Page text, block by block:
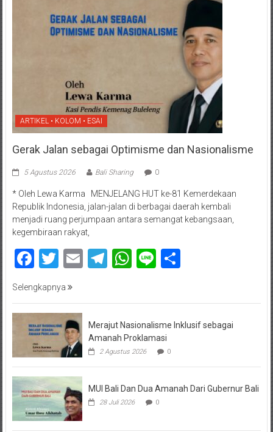
ARTIKEL • KOLOM • ESAI
Gerak Jalan sebagai Optimisme dan Nasionalisme
5 Agustus 2026 Bali Sharing 0
* Oleh Lewa Karma MENJELANG HUT ke-81 Kemerdekaan
Republik Indonesia, jalan-jalan di berbagai daerah kembali
menjadi ruang perjumpaan antara semangat kebangsaan,
kegembiraan rakyat,
Facebook
Twitter
EmailTelegram
WhatsApp
LineShare
Selengkapnya
Merajut Nasionalisme Inklusif sebagai
Amanah Proklamasi
2 Agustus 2026 0
MUI Bali Dan Dua Amanah Dari Gubernur Bali
28 Juli 2026 0